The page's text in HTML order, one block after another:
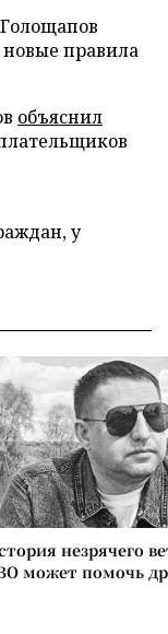
новые правила
объяснил
у
незрячего
может помочь